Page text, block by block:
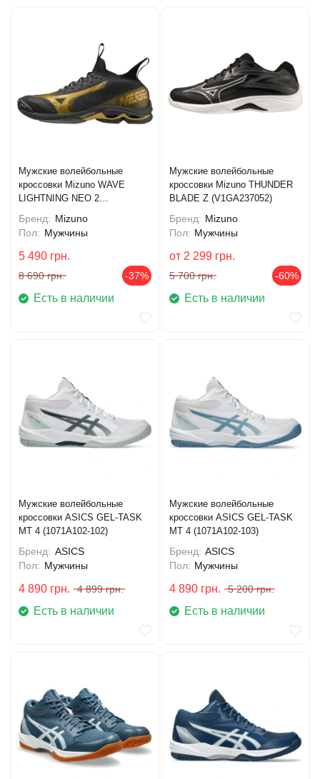
Мужские волейбольные
кроссовки Mizuno WAVE
LIGHTNING NEO 2
Бренд: Mizuno
Пол: Мужчины
5 490 грн.
8 690 грн. -37%
Есть в наличии
Мужские волейбольные
кроссовки Mizuno THUNDER
BLADE Z (V1GA237052)
Бренд: Mizuno
Пол: Мужчины
от 2 299 грн.
5 700 грн. -60%
Есть в наличии
Мужские волейбольные
кроссовки ASICS GEL-TASK
MT 4 (1071A102-102)
Бренд: ASICS
Пол: Мужчины
4 890 грн. 4 899 грн.
Есть в наличии
Мужские волейбольные
кроссовки ASICS GEL-TASK
MT 4 (1071A102-103)
Бренд: ASICS
Пол: Мужчины
4 890 грн. 5 200 грн.
Есть в наличии